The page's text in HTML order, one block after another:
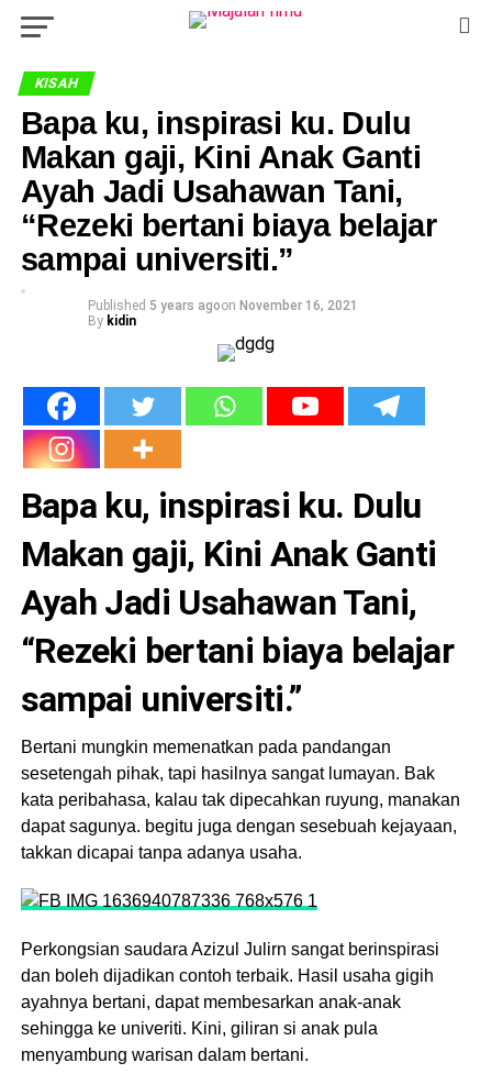
KISAH
Bapa ku, inspirasi ku. Dulu
Makan gaji, Kini Anak Ganti
Ayah Jadi Usahawan Tani,
“Rezeki bertani biaya belajar
sampai universiti.”
Published 5 years agoon November 16, 2021
By kidin
Bapa ku, inspirasi ku. Dulu
Makan gaji, Kini Anak Ganti
Ayah Jadi Usahawan Tani,
“Rezeki bertani biaya belajar
sampai universiti.”
Bertani mungkin memenatkan pada pandangan
sesetengah pihak, tapi hasilnya sangat lumayan. Bak
kata peribahasa, kalau tak dipecahkan ruyung, manakan
dapat sagunya. begitu juga dengan sesebuah kejayaan,
takkan dicapai tanpa adanya usaha.
Perkongsian saudara Azizul Julirn sangat berinspirasi
dan boleh dijadikan contoh terbaik. Hasil usaha gigih
ayahnya bertani, dapat membesarkan anak-anak
sehingga ke univeriti. Kini, giliran si anak pula
menyambung warisan dalam bertani.